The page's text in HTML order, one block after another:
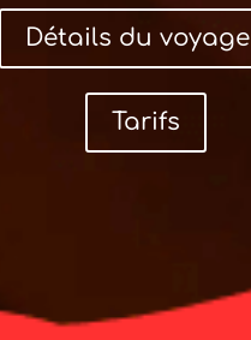
Détails du voyage
Tarifs